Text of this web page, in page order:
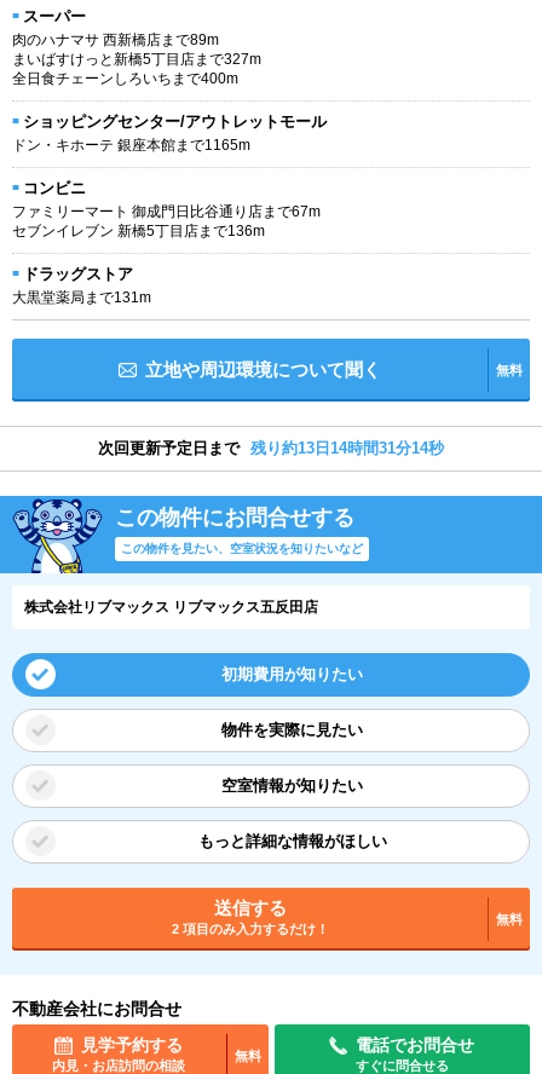
スーパー
肉のハナマサ 西新橋店まで89m
まいばすけっと新橋5丁目店まで327m
全日食チェーンしろいちまで400m
ショッピングセンター/アウトレットモール
ドン・キホーテ 銀座本館まで1165m
コンビニ
ファミリーマート 御成門日比谷通り店まで67m
セブンイレブン 新橋5丁目店まで136m
ドラッグストア
大黒堂薬局まで131m
立地や周辺環境について聞く 無料
次回更新予定日まで 残り約13日14時間31分14秒
この物件にお問合せする
この物件を見たい、空室状況を知りたいなど
株式会社リブマックス リブマックス五反田店
初期費用が知りたい
物件を実際に見たい
空室情報が知りたい
もっと詳細な情報がほしい
送信する
2 項目のみ入力するだけ！
無料
不動産会社にお問合せ
見学予約する
内見・お店訪問の相談
無料
電話でお問合せ
すぐに問合せる